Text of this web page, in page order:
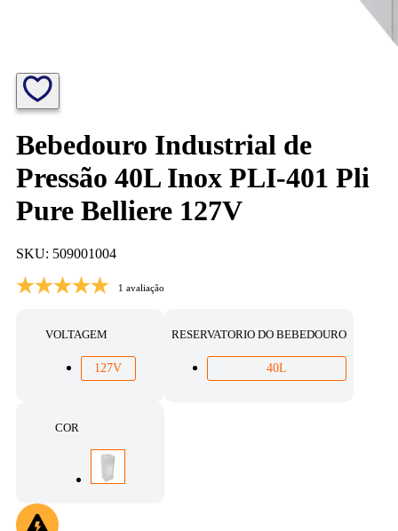
Bebedouro Industrial de
Pressão 40L Inox PLI-401 Pli
Pure Belliere 127V
SKU: 509001004
1 avaliação
VOLTAGEM
127V
RESERVATORIO DO BEBEDOURO
40L
COR